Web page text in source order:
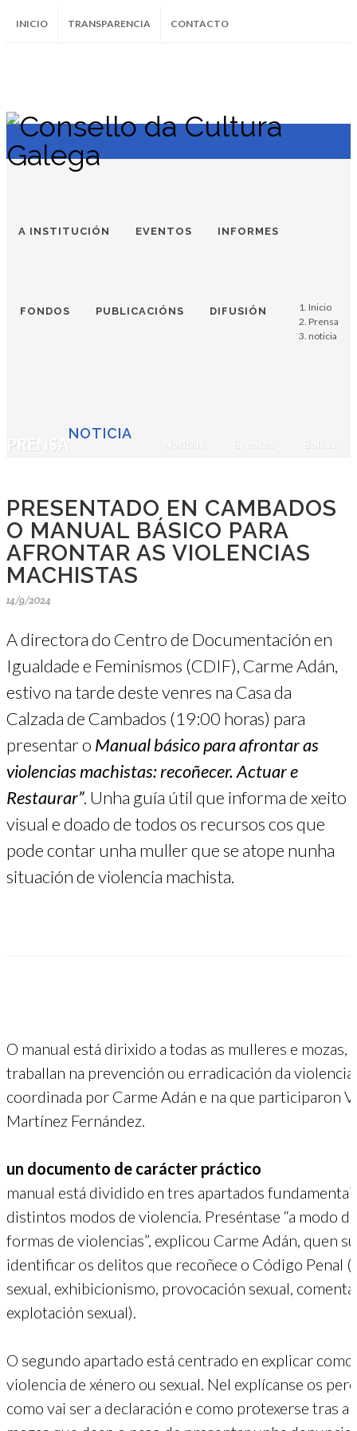
INICIO TRANSPARENCIA CONTACTO
InstagramFacebookTwitter Soundcloud
Youtube
A INSTITUCIÓN EVENTOS INFORMES
FONDOS PUBLICACIÓNS DIFUSIÓN
PRENSA Noticias Eventos Bolsas
NOTICIA
Inicio
Prensa
noticia
PRESENTADO EN CAMBADOS
O MANUAL BÁSICO PARA
AFRONTAR AS VIOLENCIAS
MACHISTAS
14/9/2024
A directora do Centro de Documentación en
Igualdade e Feminismos (CDIF), Carme Adán,
estivo na tarde deste venres na Casa da
Calzada de Cambados (19:00 horas) para
presentar o Manual básico para afrontar as
violencias machistas: recoñecer. Actuar e
Restaurar”. Unha guía útil que informa de xeito
visual e doado de todos os recursos cos que
pode contar unha muller que se atope nunha
situación de violencia machista.
O manual está dirixido a todas as mulleres e
traballan na prevención ou erradicación da
coordinada por Carme Adán e na que participaron
Martínez Fernández.
un documento de carácter práctico
manual está dividido en tres apartados
distintos modos de violencia. Preséntase “a modo
formas de violencias”, explicou Carme Adán, quen
identificar os delitos que recoñece o Código Penal
sexual, exhibicionismo, provocación sexual,
explotación sexual).
O segundo apartado está centrado en explicar
violencia de xénero ou sexual. Nel explícanse os
como vai ser a declaración e como protexerse tras